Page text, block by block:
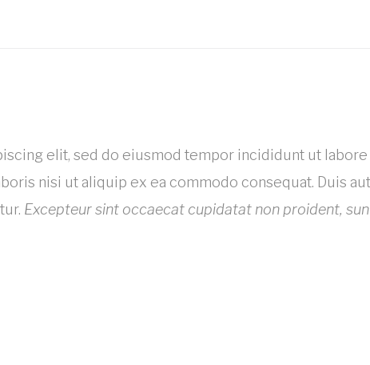
elit, sed do eiusmod tempor incididunt ut labore
nisi ut aliquip ex ea commodo consequat. Duis
Excepteur sint occaecat cupidatat non proident,